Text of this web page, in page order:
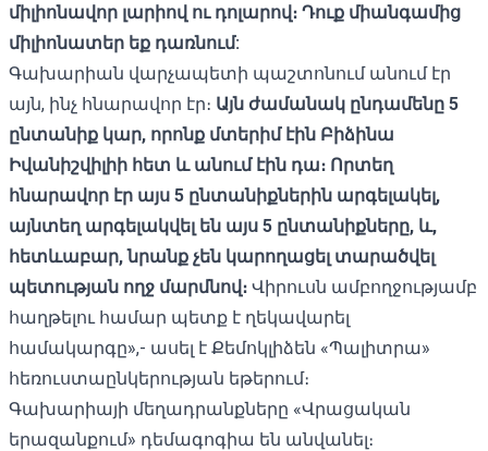
միլիոնավոր լարիով ու դոլարով։ Դուք միանգամից
միլիոնատեր եք դառնում:
Գախարիան վարչապետի պաշտոնում անում էր
այն, ինչ հնարավոր էր։ Այն ժամանակ ընդամենը 5
ընտանիք կար, որոնք մտերիմ էին Բիձինա
Իվանիշվիլիի հետ և անում էին դա։ Որտեղ
հնարավոր էր այս 5 ընտանիքներին արգելակել,
այնտեղ արգելակվել են այս 5 ընտանիքները, և,
հետևաբար, նրանք չեն կարողացել տարածվել
պետության ողջ մարմնով։ Վիրուսն ամբողջությամբ
հաղթելու համար պետք է ղեկավարել
համակարգը»,- ասել է Քեմոկլիձեն «Պալիտրա»
հեռուստաընկերության եթերում։
Գախարիայի մեղադրանքները «Վրացական
երազանքում» դեմագոգիա են անվանել։